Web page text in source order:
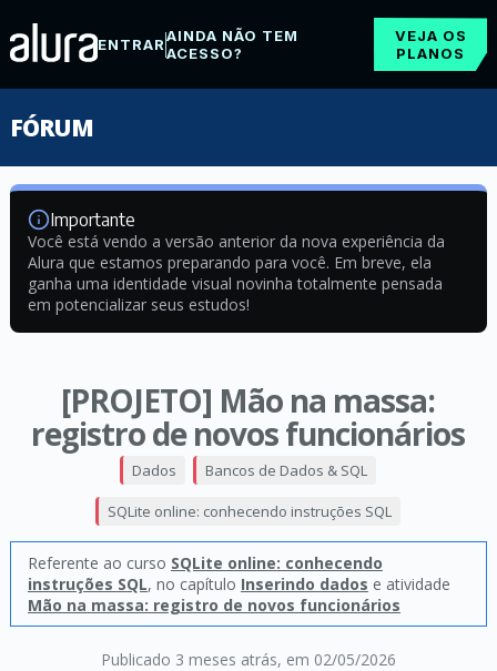
ENTRARAINDA NÃO TEM
ACESSO?
VEJA OS
PLANOS
FÓRUM
Importante
Você está vendo a versão anterior da nova experiência da
Alura que estamos preparando para você. Em breve, ela
ganha uma identidade visual novinha totalmente pensada
em potencializar seus estudos!
[PROJETO] Mão na massa:
registro de novos funcionários
Publicado 3 meses atrás, em 02/05/2026
Dados Bancos de Dados & SQL
SQLite online: conhecendo instruções SQL
Referente ao curso SQLite online: conhecendo
instruções SQL, no capítulo Inserindo dados e atividade
Mão na massa: registro de novos funcionários